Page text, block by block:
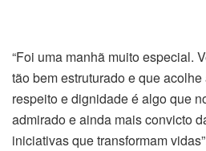
“Foi uma manhã muito especial.
tão bem estruturado e que
respeito e dignidade é algo que
admirado e ainda mais convicto
iniciativas que transformam